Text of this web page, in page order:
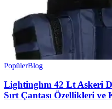
PopülerBlog
Lightinghm 42 Lt Askeri
Sırt Çantası Özellikleri ve